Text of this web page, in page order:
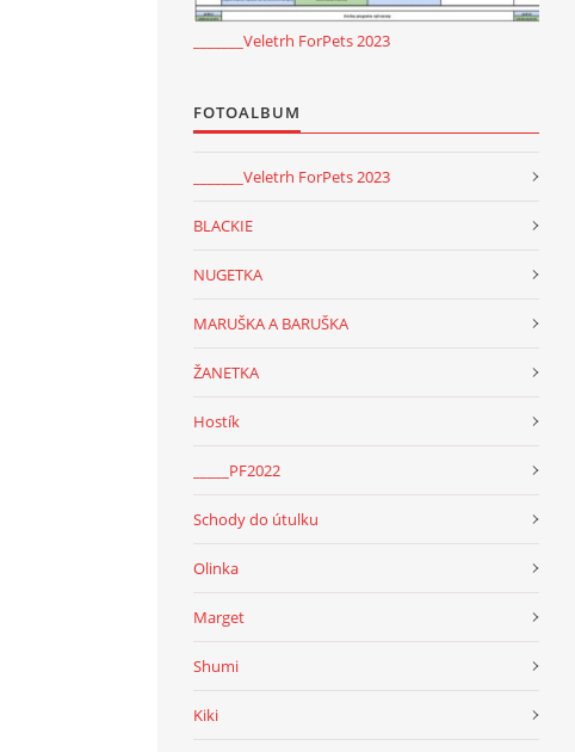
_______Veletrh ForPets 2023
FOTOALBUM
_______Veletrh ForPets 2023
BLACKIE
NUGETKA
MARUŠKA A BARUŠKA
ŽANETKA
Hostík
_____PF2022
Schody do útulku
Olinka
Marget
Shumi
Kiki